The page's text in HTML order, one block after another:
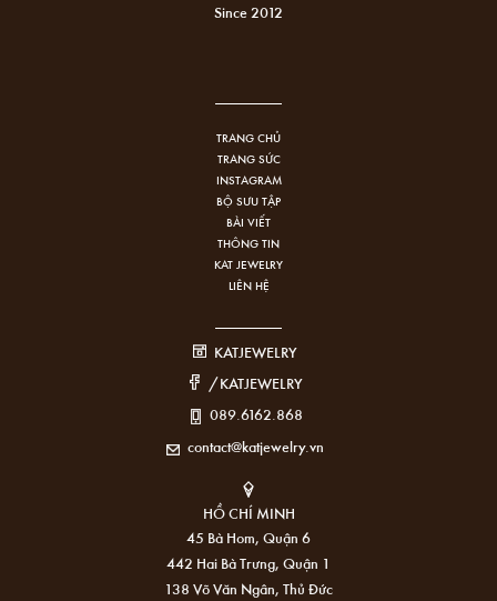
Since 2012
TRANG CHỦ
TRANG SỨC
INSTAGRAM
BỘ SƯU TẬP
BÀI VIẾT
THÔNG TIN
KAT JEWELRY
LIÊN HỆ
KATJEWELRY
/KATJEWELRY
089.6162.868
contact@katjewelry.vn
HỒ CHÍ MINH
45 Bà Hom, Quận 6
442 Hai Bà Trưng, Quận 1
138 Võ Văn Ngân, Thủ Đức